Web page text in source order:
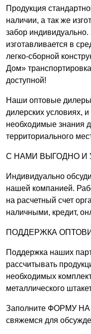
Продукция
наличии, а так же
забор
изготавливается в
легко-сборной
Дом»
доступной!
Наши оптовые
дилерских условиях,
необходимые знания
территориального
С НАМИ ВЫГОДНО И
Индивидуально
нашей компанией.
на расчетный счет
наличными, кредит,
ПОДДЕРЖКА
Поддержка наших
рассчитывать
необходимых
металлического
Заполните ФОРМУ
свяжемся для